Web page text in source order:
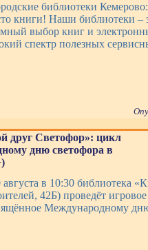
библиотеки
книги! Наши библиотеки –
выбор книг и
спектр полезных
друг Светофор»: цикл
дню светофора в
августа в 10:30 библиотека
42Б) проведёт игровое
Международному